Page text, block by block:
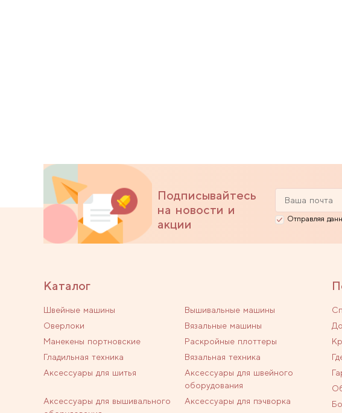
Подписывайтесь
на новости и
акции
Отправляя
Каталог
Швейные машины
Вышивальные машины
Оверлоки
Вязальные машины
Манекены портновские
Раскройные плоттеры
Гладильная техника
Вязальная техника
Аксессуары для шитья
Аксессуары для швейного
оборудования
Аксессуары для вышивального
Аксессуары для пэчворка